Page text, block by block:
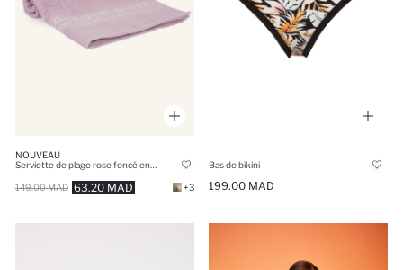
NOUVEAU
63.20 MAD
149.00 MAD +3
Bas de bikini
199.00 MAD